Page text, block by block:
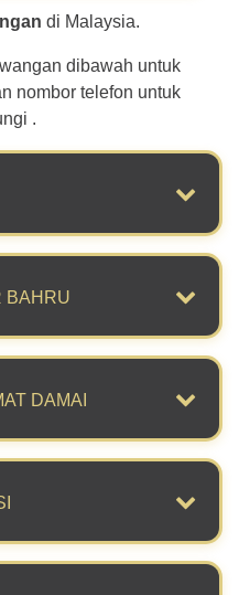
di Malaysia.
dibawah untuk
nombor telefon untuk
.
BAHRU
DAMAI